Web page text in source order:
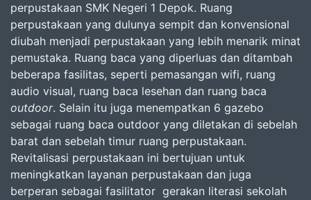
perpustakaan SMK Negeri 1 Depok. Ruang
perpustakaan yang dulunya sempit dan konvensional
diubah menjadi perpustakaan yang lebih menarik minat
pemustaka. Ruang baca yang diperluas dan ditambah
beberapa fasilitas, seperti pemasangan wifi, ruang
audio visual, ruang baca lesehan dan ruang baca
outdoor. Selain itu juga menempatkan 6 gazebo
sebagai ruang baca outdoor yang diletakan di sebelah
barat dan sebelah timur ruang perpustakaan.
Revitalisasi perpustakaan ini bertujuan untuk
meningkatkan layanan perpustakaan dan juga
berperan sebagai fasilitator gerakan literasi sekolah